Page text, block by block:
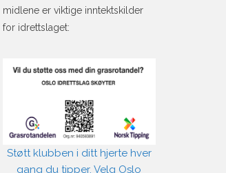
midlene er viktige inntektskilder
for idrettslaget:
Støtt klubben i ditt hjerte hver
gang du tipper. Velg Oslo